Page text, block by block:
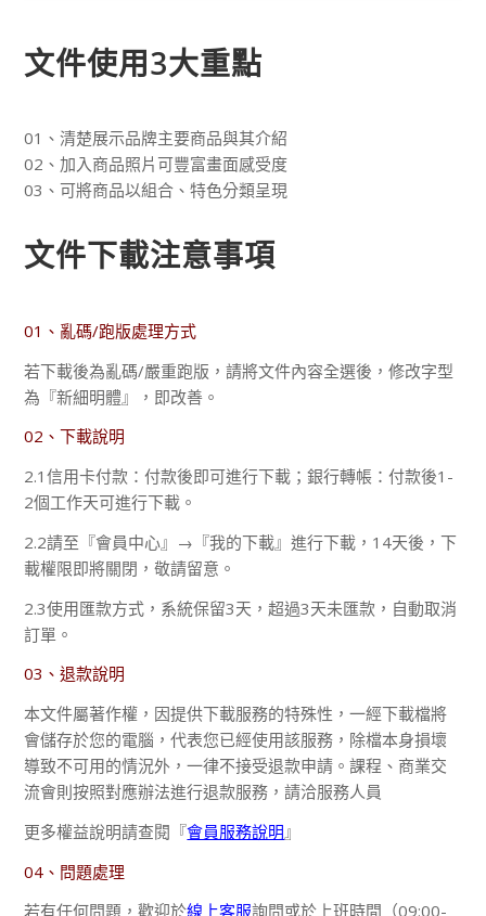
文件使用3大重點
01、清楚展示品牌主要商品與其介紹
02、加入商品照片可豐富畫面感受度
03、可將商品以組合、特色分類呈現
文件下載注意事項
01、亂碼/跑版處理方式
若下載後為亂碼/嚴重跑版，請將文件內容全選後，修改字型
為『新細明體』，即改善。
02、下載說明
2.1信用卡付款：付款後即可進行下載；銀行轉帳：付款後1-
2個工作天可進行下載。
2.2請至『會員中心』→『我的下載』進行下載，14天後，下
載權限即將關閉，敬請留意。
2.3使用匯款方式，系統保留3天，超過3天未匯款，自動取消
訂單。
03、退款說明
本文件屬著作權，因提供下載服務的特殊性，一經下載檔將
會儲存於您的電腦，代表您已經使用該服務，除檔本身損壞
導致不可用的情況外，一律不接受退款申請。課程、商業交
流會則按照對應辦法進行退款服務，請洽服務人員
更多權益說明請查閱『會員服務說明 』
04、問題處理
若有任何問題，歡迎於線上客服詢問或於上班時間（09:00-